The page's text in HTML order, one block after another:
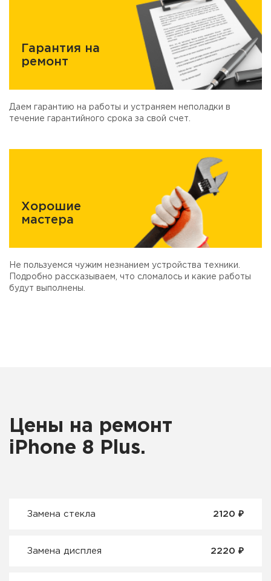
Гарантия на
ремонт
Даем гарантию на работы и устраняем неполадки в
течение гарантийного срока за свой счет.
Хорошие
мастера
Не пользуемся чужим незнанием устройства техники.
Подробно рассказываем, что сломалось и какие работы
будут выполнены.
Цены на ремонт
iPhone 8 Plus.
Замена стекла 2120 ₽
Замена дисплея 2220 ₽